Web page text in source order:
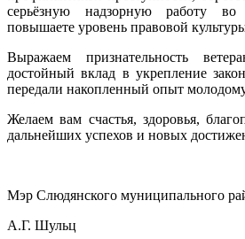
серьёзную надзорную работу
повышаете уровень правовой
Выражаем признательность
достойный вклад в укрепление
передали накопленный опыт
Желаем вам счастья, здоровья,
дальнейших успехов и новых
Мэр Слюдянского муниципального
А.Г. Шульц